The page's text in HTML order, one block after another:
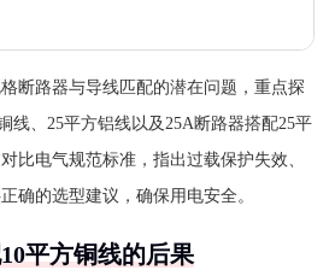
断路器与导线匹配的潜在问题，重点探
线、25平方铝线以及25A断路器搭配25平
比电气规范标准，指出过载保护失效、
确的选型建议，确保用电安全。
平方铜线的后果